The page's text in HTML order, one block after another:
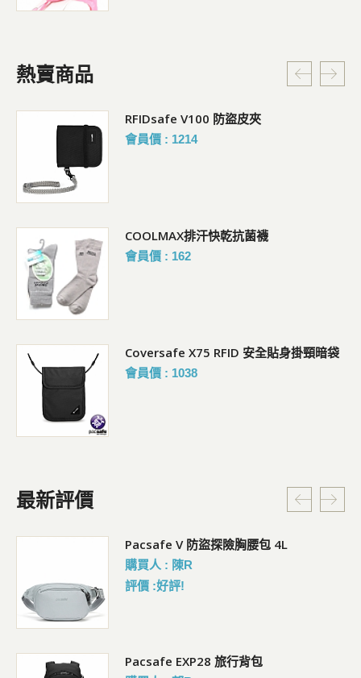
熱賣商品
RFIDsafe V100 防盜皮夾
會員價 : 1214
COOLMAX排汗快乾抗菌襪
會員價 : 162
Coversafe X75 RFID 安全貼身掛頸暗袋
會員價 : 1038
最新評價
Pacsafe V 防盜探險胸腰包 4L
購買人 : 陳R
評價 :好評!
Pacsafe EXP28 旅行背包